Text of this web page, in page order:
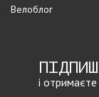
Велоблог
і